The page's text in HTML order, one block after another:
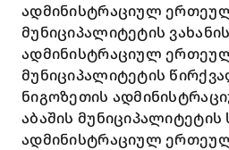
ადმინისტრაციულ
მუნიციპალიტეტის
ადმინისტრაციულ
მუნიციპალიტეტის
ნიგოზეთის
აბაშის მუნიციპალიტეტის
ადმინისტრაციულ